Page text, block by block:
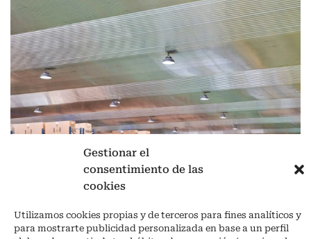
Gestionar el
consentimiento de las
cookies
Utilizamos cookies propias y de terceros para fines analíticos y
para mostrarte publicidad personalizada en base a un perfil
Aviso legal|Política de privacidad
Ctra. A-3132, De Aguilar a A-318 por Moriles km 15,5 M.I. (Córdoba)
España